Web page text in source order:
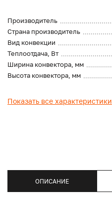
Производитель
Страна производитель
Вид конвекции
Теплоотдача, Вт
Ширина конвектора, мм
Высота конвектора, мм
Показать все характеристики
ОПИСАНИЕ